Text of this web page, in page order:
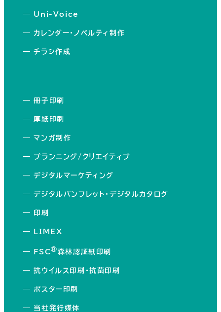
― Uni-Voice
― カレンダー・ノベルティ制作
―チラシ作成
―冊子印刷
―厚紙印刷
―マンガ制作
―プランニング/クリエイティブ
―デジタルマーケティング
―デジタルパンフレット・デジタルカタログ
― 印刷
― LIMEX
― FSC®森林認証紙印刷
―抗ウイルス印刷・抗菌印刷
― ポスター印刷
― 当社発行媒体